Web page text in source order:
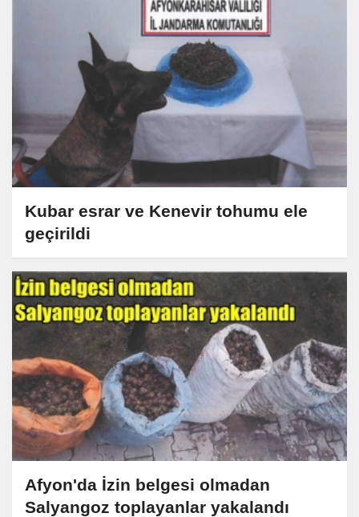
Kubar esrar ve Kenevir tohumu ele
geçirildi
Afyon'da İzin belgesi olmadan
Salyangoz toplayanlar yakalandı